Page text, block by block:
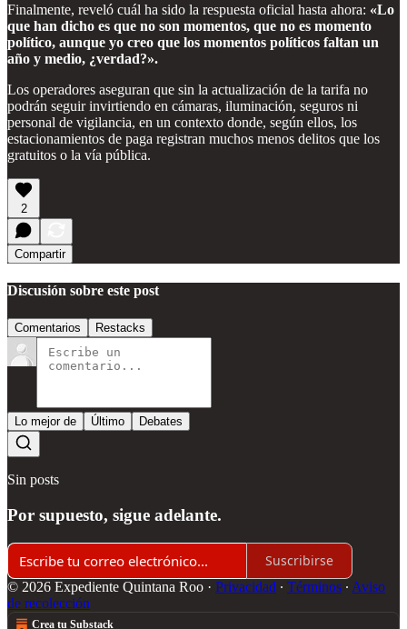
Finalmente, reveló cuál ha sido la respuesta oficial hasta ahora: «Lo
que han dicho es que no son momentos, que no es momento
político, aunque yo creo que los momentos políticos faltan un
año y medio, ¿verdad?».
Los operadores aseguran que sin la actualización de la tarifa no
podrán seguir invirtiendo en cámaras, iluminación, seguros ni
personal de vigilancia, en un contexto donde, según ellos, los
estacionamientos de paga registran muchos menos delitos que los
gratuitos o la vía pública.
2
Compartir
Discusión sobre este post
Comentarios Restacks
Lo mejor de Último Debates
Sin posts
Por supuesto, sigue adelante.
Suscribirse
© 2026 Expediente Quintana Roo · Privacidad ∙ Términos ∙ Aviso
de recolección
Crea tu Substack